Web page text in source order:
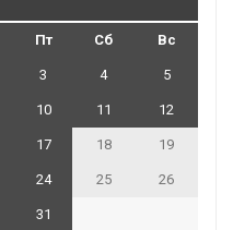
Пт Сб Вс
3 4 5
10 11 12
17 18 19
24 25 26
31